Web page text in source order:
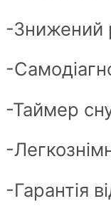
-Знижений
-
-Таймер
-
-Гарантія